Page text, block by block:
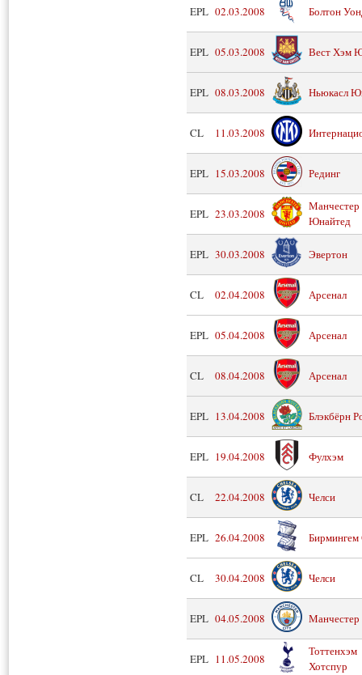
EPL 02.03.2008 Болтон
EPL 05.03.2008 Вест Хэм
EPL 08.03.2008 Ньюкасл
CL 11.03.2008
EPL 15.03.2008 Рединг
EPL 23.03.2008
Манчестер
Юнайтед
EPL 30.03.2008 Эвертон
CL 02.04.2008 Арсенал
EPL 05.04.2008 Арсенал
CL 08.04.2008 Арсенал
EPL 13.04.2008 Блэкбёрн
EPL 19.04.2008 Фулхэм
CL 22.04.2008 Челси
EPL 26.04.2008 Бирмингем
CL 30.04.2008 Челси
EPL 04.05.2008
EPL 11.05.2008
Тоттенхэм
Хотспур